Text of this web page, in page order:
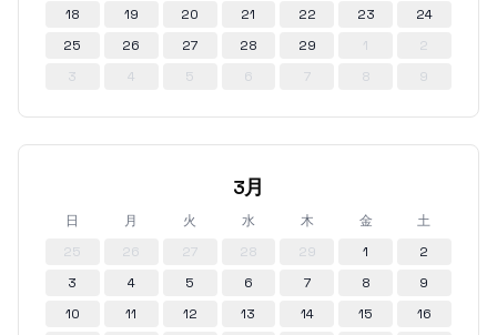
18
19 20 21 22 23
24
25
26 27 28 29 1
2
3
4 5 6 7 8 9
3月
日 月 火 水 木 金
土
25
26 27 28 29 1
2
3
4 5 6 7 8
9
10
11 12 13 14 15
16